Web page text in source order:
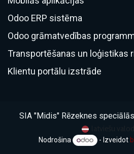
Odoo ERP sistēma
Odoo grāmatvedības
Transportēšanas un loģistikas
Klientu portālu izstrāde
SIA "Midis" Rēzeknes
latviešu valoda
Nodrošina - Izveidot